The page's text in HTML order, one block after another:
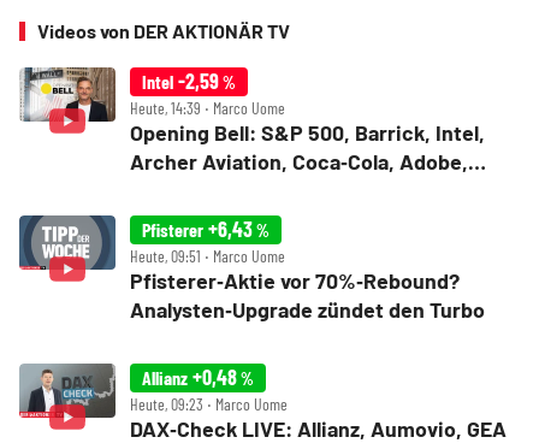
Videos von DER AKTIONÄR TV
Intel -2,59%
Heute, 14:39 ‧ Marco Uome
Opening Bell: S&P 500, Barrick, Intel,
Archer Aviation, Coca‑Cola, Adobe,
Starbucks
Pfisterer +6,43%
Heute, 09:51 ‧ Marco Uome
Pfisterer‑Aktie vor 70%‑Rebound?
Analysten‑Upgrade zündet den Turbo
Allianz +0,48%
Heute, 09:23 ‧ Marco Uome
DAX‑Check LIVE: Allianz, Aumovio, GEA